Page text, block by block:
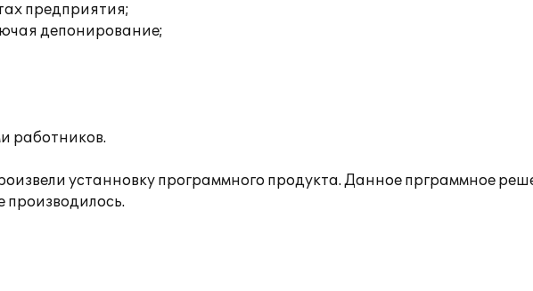
предприятия;
депонирование;
работников.
устанновку программного продукта. Данное прграммное
производилось.